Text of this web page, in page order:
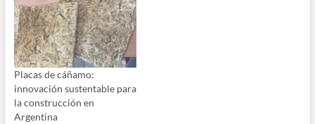
Placas de cáñamo:
innovación sustentable para
la construcción en
Argentina